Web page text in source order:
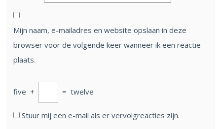
Mijn naam, e-mailadres en website opslaan in deze
browser voor de volgende keer wanneer ik een reactie
plaats.
five + = twelve
Stuur mij een e-mail als er vervolgreacties zijn.